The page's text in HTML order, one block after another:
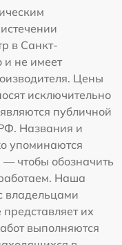
в Санкт-
и не имеет
Цены
исключительно
публичной
Названия и
упоминаются
чтобы обозначить
Наша
владельцами
их
выполняются